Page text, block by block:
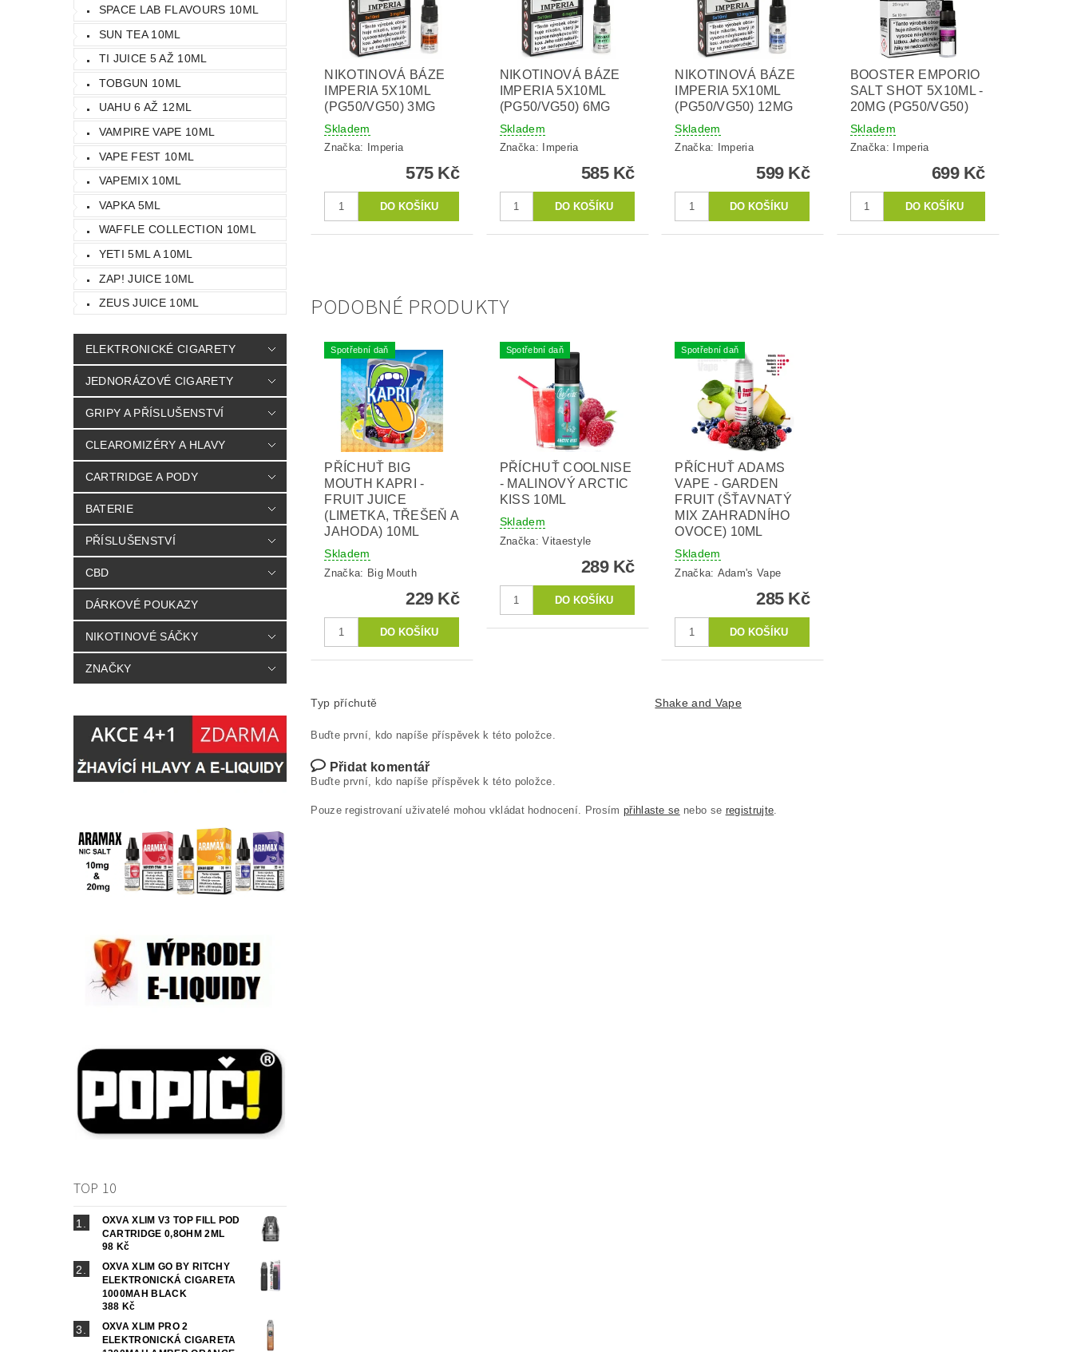
SPACE LAB FLAVOURS 10ML
SUN TEA 10ML
TI JUICE 5 AŽ 10ML
TOBGUN 10ML
UAHU 6 AŽ 12ML
VAMPIRE VAPE 10ML
VAPE FEST 10ML
VAPEMIX 10ML
VAPKA 5ML
WAFFLE COLLECTION 10ML
YETI 5ML A 10ML
ZAP! JUICE 10ML
ZEUS JUICE 10ML
ELEKTRONICKÉ CIGARETY
JEDNORÁZOVÉ CIGARETY
GRIPY A PŘÍSLUŠENSTVÍ
CLEAROMIZÉRY A HLAVY
CARTRIDGE A PODY
BATERIE
PŘÍSLUŠENSTVÍ
CBD
DÁRKOVÉ POUKAZY
NIKOTINOVÉ SÁČKY
ZNAČKY
TOP 10
OXVA XLIM V3 TOP FILL POD
CARTRIDGE 0,8OHM 2ML
98 Kč
OXVA XLIM GO BY RITCHY
ELEKTRONICKÁ CIGARETA
1000MAH BLACK
388 Kč
OXVA XLIM PRO 2
ELEKTRONICKÁ CIGARETA
NIKOTINOVÁ BÁZE
IMPERIA 5X10ML
(PG50/VG50) 3MG
Skladem
Značka: Imperia
575 Kč
NIKOTINOVÁ BÁZE
IMPERIA 5X10ML
(PG50/VG50) 6MG
Skladem
Značka: Imperia
585 Kč
NIKOTINOVÁ BÁZE
IMPERIA 5X10ML
(PG50/VG50) 12MG
Skladem
Značka: Imperia
599 Kč
BOOSTER EMPORIO
SALT SHOT 5X10ML -
20MG (PG50/VG50)
Skladem
Značka: Imperia
699 Kč
PODOBNÉ PRODUKTY
Spotřební daň
PŘÍCHUŤ BIG
MOUTH KAPRI -
FRUIT JUICE
(LIMETKA, TŘEŠEŇ A
JAHODA) 10ML
Skladem
Značka: Big Mouth
229 Kč
Spotřební daň
PŘÍCHUŤ COOLNISE
- MALINOVÝ ARCTIC
KISS 10ML
Skladem
Značka:Vitaestyle
289 Kč
Spotřební daň
PŘÍCHUŤ ADAMS
VAPE - GARDEN
FRUIT (ŠŤAVNATÝ
MIX ZAHRADNÍHO
OVOCE) 10ML
Skladem
Značka: Adam's Vape
285 Kč
Typ příchutě Shake and Vape
Buďte první, kdo napíše příspěvek k této položce.
Přidat komentář
Buďte první, kdo napíše příspěvek k této položce.
Pouze registrovaní uživatelé mohou vkládat hodnocení. Prosím přihlaste se nebo se registrujte